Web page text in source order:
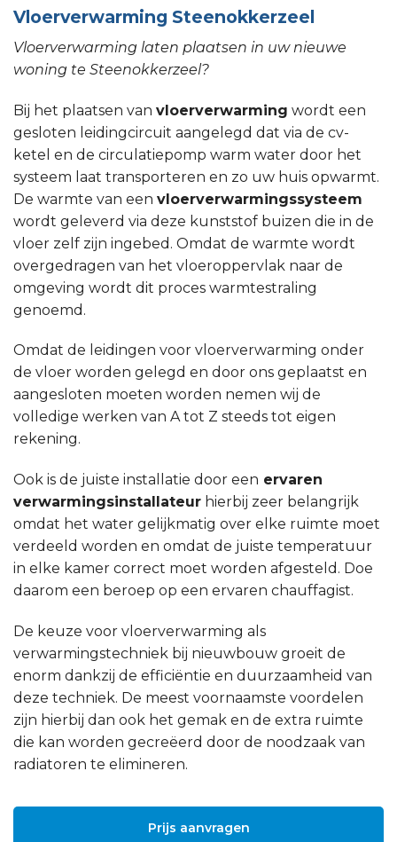
Vloerverwarming Steenokkerzeel
Vloerverwarming laten plaatsen in uw nieuwe
woning te Steenokkerzeel?
Bij het plaatsen van vloerverwarming wordt een
gesloten leidingcircuit aangelegd dat via de cv-
ketel en de circulatiepomp warm water door het
systeem laat transporteren en zo uw huis opwarmt.
De warmte van een vloerverwarmingssysteem
wordt geleverd via deze kunststof buizen die in de
vloer zelf zijn ingebed. Omdat de warmte wordt
overgedragen van het vloeroppervlak naar de
omgeving wordt dit proces warmtestraling
genoemd.
Omdat de leidingen voor vloerverwarming onder
de vloer worden gelegd en door ons geplaatst en
aangesloten moeten worden nemen wij de
volledige werken van A tot Z steeds tot eigen
rekening.
Ook is de juiste installatie door een ervaren
verwarmingsinstallateur hierbij zeer belangrijk
omdat het water gelijkmatig over elke ruimte moet
verdeeld worden en omdat de juiste temperatuur
in elke kamer correct moet worden afgesteld. Doe
daarom een beroep op een ervaren chauffagist.
De keuze voor vloerverwarming als
verwarmingstechniek bij nieuwbouw groeit de
enorm dankzij de efficiëntie en duurzaamheid van
deze techniek. De meest voornaamste voordelen
zijn hierbij dan ook het gemak en de extra ruimte
die kan worden gecreëerd door de noodzaak van
radiatoren te elimineren.
Prijs aanvragen